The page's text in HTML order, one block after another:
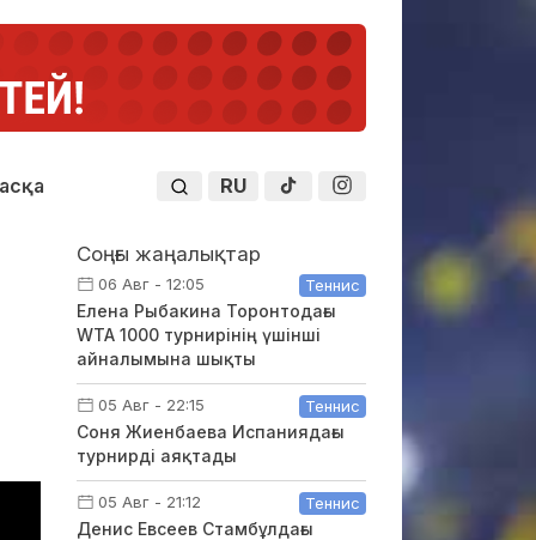
RU
Соңғы жаңалықтар
06 Авг - 12:05 Теннис
Елена Рыбакина Торонтодағы
WTA 1000 турнирінің үшінші
айналымына шықты
05 Авг - 22:15 Теннис
Соня Жиенбаева Испаниядағы
турнирді аяқтады
05 Авг - 21:12 Теннис
Денис Евсеев Стамбұлдағы